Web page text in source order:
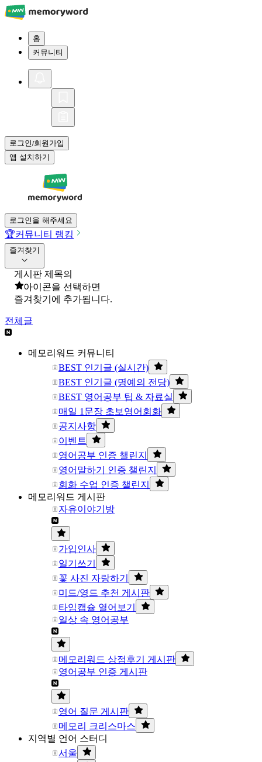
홈
커뮤니티
로그인/회원가입
앱 설치하기
로그인을 해주세요
🏆커뮤니티 랭킹
즐겨찾기
게시판 제목의
아이콘을 선택하면
즐겨찾기에 추가됩니다.
전체글
메모리워드 커뮤니티
BEST 인기글 (실시간)
BEST 인기글 (명예의 전당)
BEST 영어공부 팁 & 자료실
매일 1문장 초보영어회화
공지사항
이벤트
영어공부 인증 챌린지
영어말하기 인증 챌린지
회화 수업 인증 챌린지
메모리워드 게시판
자유이야기방
가입인사
일기쓰기
꽃 사진 자랑하기
미드/영드 추천 게시판
타임캡슐 열어보기
일상 속 영어공부
메모리워드 상점후기 게시판
영어공부 인증 게시판
영어 질문 게시판
메모리 크리스마스
지역별 언어 스터디
서울